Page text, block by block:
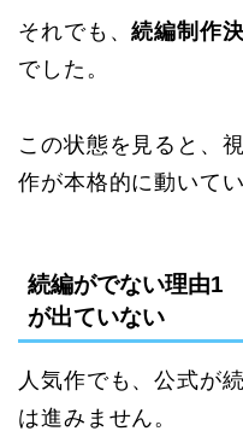
それでも、続編制作
でした。
この状態を見ると、
作が本格的に動いて
続編がでない理由1
が出ていない
人気作でも、公式が
は進みません。